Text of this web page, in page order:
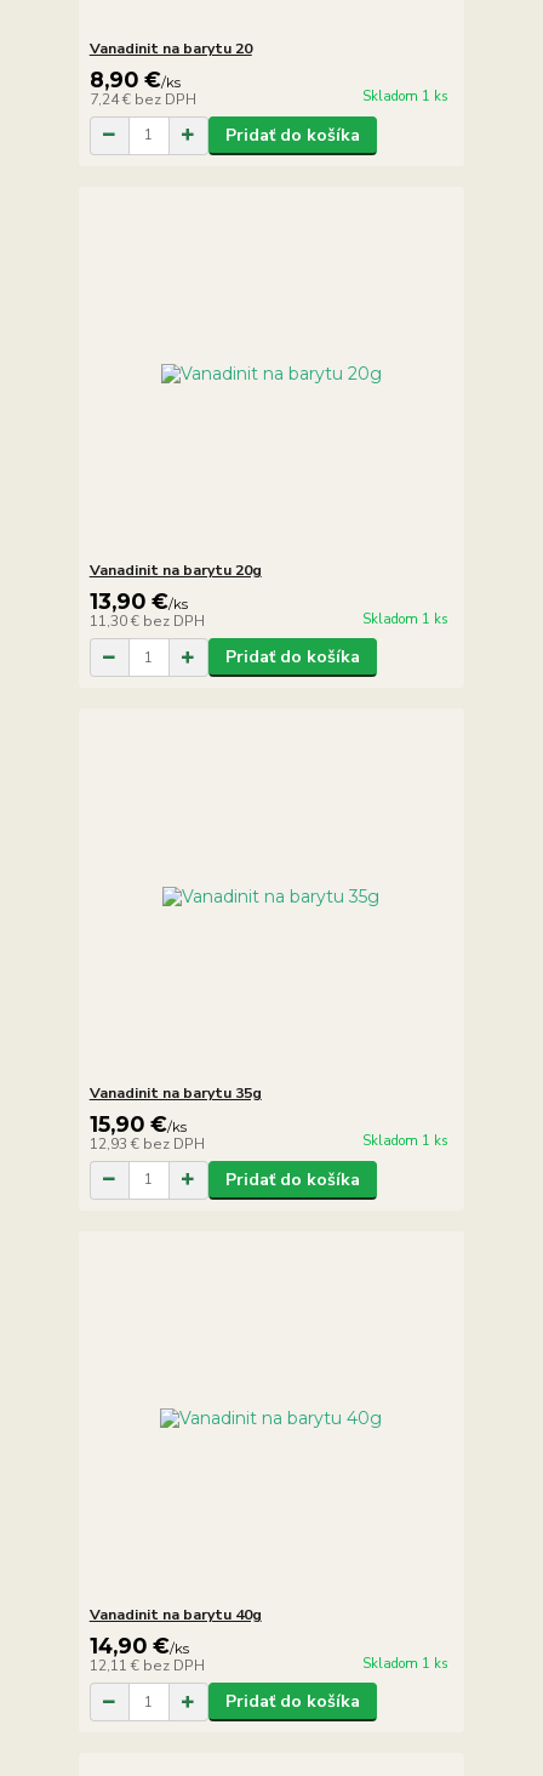
Vanadinit na barytu 20
8,90 €/ks
7,24 € bez DPH Skladom 1 ks
Pridať do košíka
Vanadinit na barytu 20g
13,90 €/ks
11,30 € bez DPH Skladom 1 ks
Pridať do košíka
Vanadinit na barytu 35g
15,90 €/ks
12,93 € bez DPH Skladom 1 ks
Pridať do košíka
Vanadinit na barytu 40g
14,90 €/ks
12,11 € bez DPH Skladom 1 ks
Pridať do košíka